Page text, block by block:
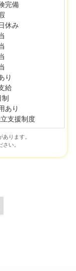
完備
休み
り
給
あり
支援制度
ります。
い。